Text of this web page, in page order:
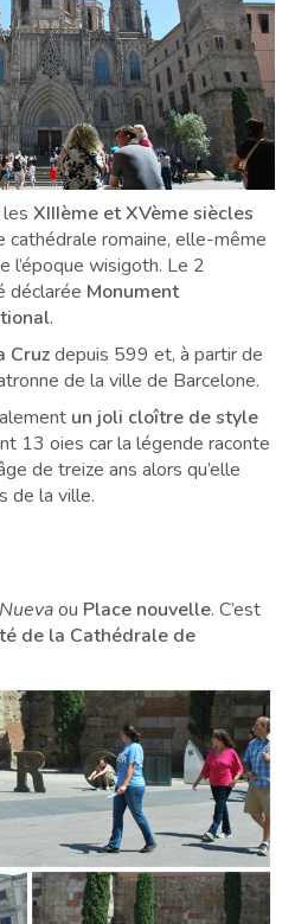
XIIIème et XVème siècles
cathédrale romaine, elle-même
l’époque wisigoth. Le 2
déclarée Monument
.
Cruzdepuis 599 et, à partir de
de la ville de Barcelone.
un joli cloître de style
13 oies car la légende raconte
de treize ans alors qu’elle
de la ville.
ou Place nouvelle. C’est
de la Cathédrale de